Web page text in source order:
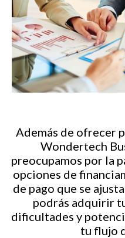
Además de ofrecer
Wondertech
preocupamos por la
opciones de
de pago que se
podrás adquirir
dificultades y
tu flujo